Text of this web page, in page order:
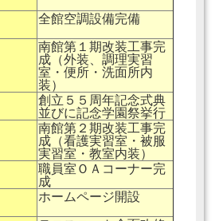
全館空調設備完備
南館第１期改装工事完
成（外装、調理実習
室・便所・洗面所内
装）
創立５５周年記念式典
並びに記念学園祭挙行
南館第２期改装工事完
成（看護実習室・被服
実習室・教室内装）
職員室ＯＡコーナー完
成
ホームページ開設